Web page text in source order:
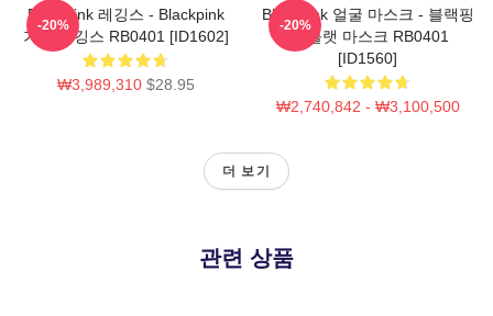
Blackpink 레깅스 - Blackpink
가방 레깅스 RB0401 [ID1602]
₩3,989,310 $28.95
-20%
Blackpink 얼굴 마스크 - 블랙핑
크 플랫 마스크 RB0401
[ID1560]
₩2,740,842 - ₩3,100,500
-20%
더 보기
관련 상품